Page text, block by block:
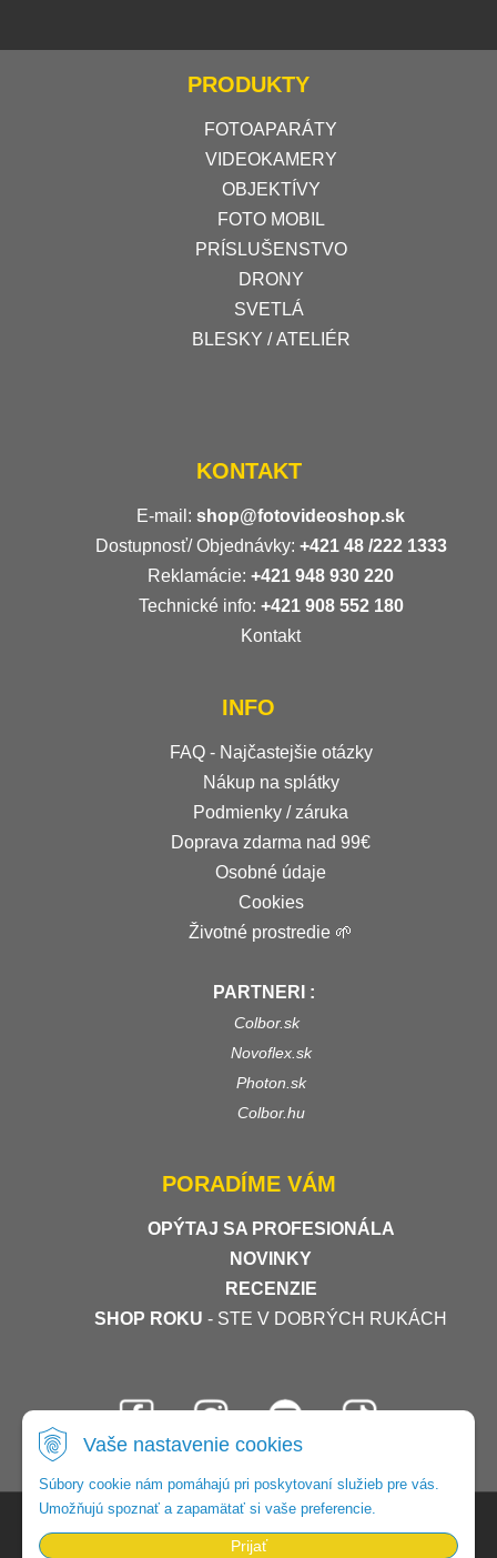
Vaše nastavenie cookies
Súbory cookie nám pomáhajú pri poskytovaní služieb pre vás.
Umožňujú spoznať a zapamätať si vaše preferencie.
Prijať
PRODUKTY
FOTOAPARÁTY
VIDEOKAMERY
OBJEKTÍVY
FOTO MOBIL
PRÍSLUŠENSTVO
DRONY
SVETLÁ
BLESKY / ATELIÉR
KONTAKT
E-mail: shop@fotovideoshop.sk
Dostupnosť/ Objednávky: +421 48 /222 1333
Reklamácie: +421 948 930 220
Technické info: +421 908 552 180
Kontakt
INFO
FAQ - Najčastejšie otázky
Nákup na splátky
Podmienky / záruka
Doprava zdarma nad 99€
Osobné údaje
Cookies
Životné prostredie 🌱
PARTNERI :
Colbor.sk
Novoflex.sk
Photon.sk
Colbor.hu
PORADÍME VÁM
OPÝTAJ SA PROFESIONÁLA
NOVINKY
RECENZIE
SHOP ROKU - STE V DOBRÝCH RUKÁCH
© 2026 Foto-video-shop •tvorba eshopu cez UNIobchod
spoločnostiWEBYGROUP